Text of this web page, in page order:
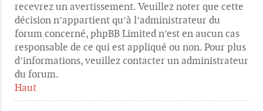
recevrez un avertissement. Veuillez noter que cette
décision n’appartient qu’à l’administrateur du
forum concerné, phpBB Limited n’est en aucun cas
responsable de ce qui est appliqué ou non. Pour plus
d’informations, veuillez contacter un administrateur
du forum.
Haut